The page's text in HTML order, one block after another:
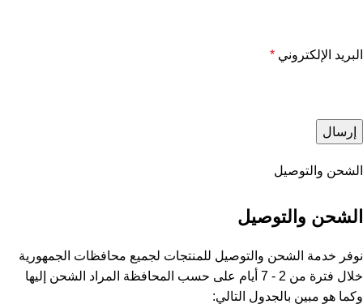
البريد الإلكتروني *
الشحن والتوصيل
الشحن والتوصيل
نوفر خدمة الشحن والتوصيل للمنتجات لجميع محافظات الجمهورية
خلال فترة من 2 - 7 أيام على حسب المحافظة المراد الشحن إليها
وكما هو مبين بالجدول التالي: